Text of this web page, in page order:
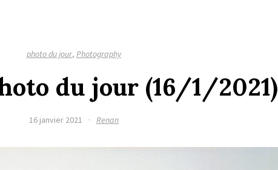
photo du jour, Photography
du jour (16/1/2021)
16 janvier 2021 · Renan